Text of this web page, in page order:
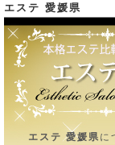
エステ 愛媛県
エステ 愛媛県 に
エステ ＴＯＰ＞愛媛